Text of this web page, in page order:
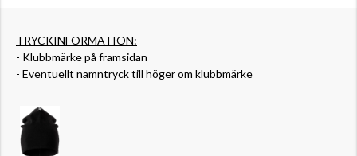
TRYCKINFORMATION:
- Klubbmärke på framsidan
- Eventuellt namntryck till höger om klubbmärke